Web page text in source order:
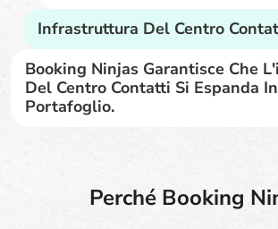
Infrastruttura Del Centro
Booking Ninjas Garantisce Che
Del Centro Contatti Si Espanda
Portafoglio.
Perché Booking